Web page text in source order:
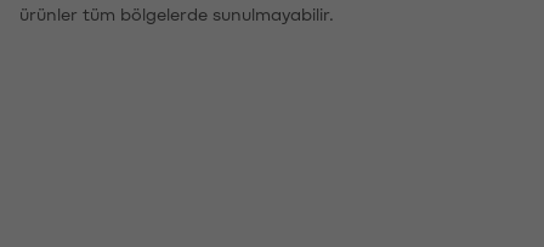
ürünler tüm bölgelerde sunulmayabilir.